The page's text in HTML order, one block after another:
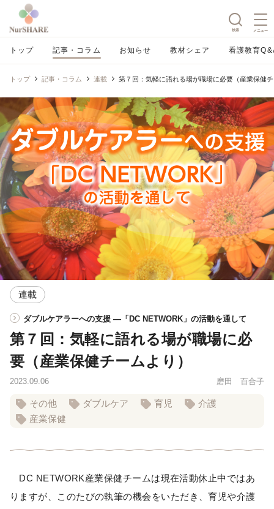
検索 メニュー
トップ 記事・コラム お知らせ 教材シェア 看護教育
トップ 記事・コラム 連載 第７回：気軽に語れる場が職場に必要（産業保健
連載
ダブルケアラーへの支援 ―「DC NETWORK」の活動を通して
第７回：気軽に語れる場が職場に必
要（産業保健チームより）
2023.09.06 磨田 百合子
その他 ダブルケア 育児
介護
産業保健
DC NETWORK産業保健チームは現在活動休止中ではあ
りますが、このたびの執筆の機会をいただき、育児や介護